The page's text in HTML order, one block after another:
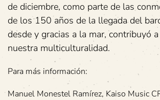
de diciembre, como parte de las
de los 150 años de la llegada del
desde y gracias a la mar, contribuyó
nuestra multiculturalidad.
Para más información:
Manuel Monestel Ramírez, Kaiso Music